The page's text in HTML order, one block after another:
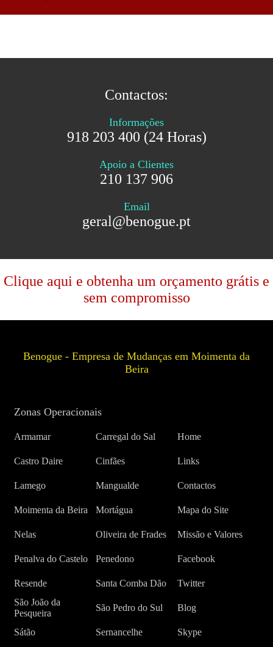
Contactos:
Informações
918 203 400 (24 Horas)
Apoio a Clientes
210 137 906
Email
geral@benogue.pt
Clique aqui e obtenha um orçamento grátis e
sem compromisso
Benogue - Empresa de Mudanças em Moimenta da
Beira
Zonas Operacionais
Armamar Carregal do Sal Home
Castro Daire Cinfães Links
Lamego Mangualde Contactos
Moimenta da Beira Mortágua Mapa do Site
Nelas Oliveira de Frades Missão e Valores
Penalva do Castelo Penedono Facebook
Resende Santa Comba Dão
Twitter
São João da
Pesqueira
São Pedro do Sul Blog
Sátão Sernancelhe Skype